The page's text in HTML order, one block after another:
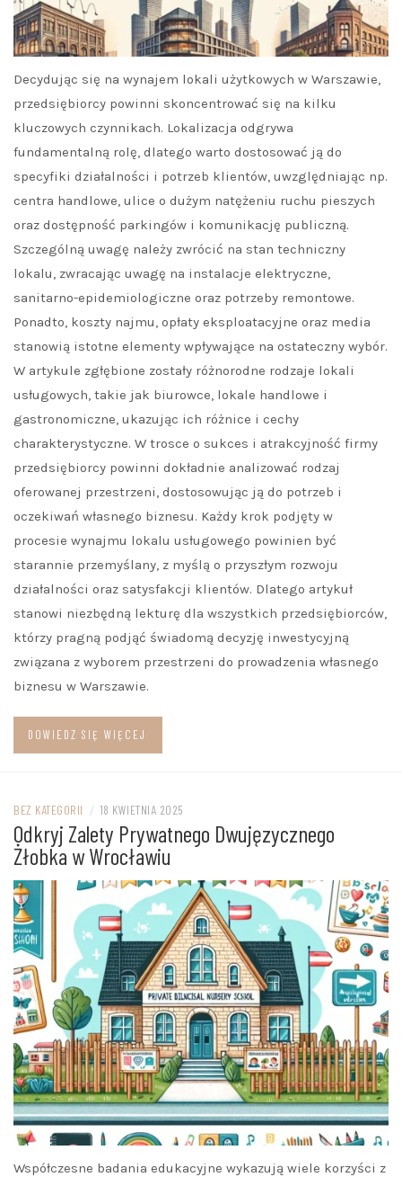
Decydując się na wynajem lokali użytkowych w Warszawie,
przedsiębiorcy powinni skoncentrować się na kilku
kluczowych czynnikach. Lokalizacja odgrywa
fundamentalną rolę, dlatego warto dostosować ją do
specyfiki działalności i potrzeb klientów, uwzględniając np.
centra handlowe, ulice o dużym natężeniu ruchu pieszych
oraz dostępność parkingów i komunikację publiczną.
Szczególną uwagę należy zwrócić na stan techniczny
lokalu, zwracając uwagę na instalacje elektryczne,
sanitarno-epidemiologiczne oraz potrzeby remontowe.
Ponadto, koszty najmu, opłaty eksploatacyjne oraz media
stanowią istotne elementy wpływające na ostateczny wybór.
W artykule zgłębione zostały różnorodne rodzaje lokali
usługowych, takie jak biurowce, lokale handlowe i
gastronomiczne, ukazując ich różnice i cechy
charakterystyczne. W trosce o sukces i atrakcyjność firmy
przedsiębiorcy powinni dokładnie analizować rodzaj
oferowanej przestrzeni, dostosowując ją do potrzeb i
oczekiwań własnego biznesu. Każdy krok podjęty w
procesie wynajmu lokalu usługowego powinien być
starannie przemyślany, z myślą o przyszłym rozwoju
działalności oraz satysfakcji klientów. Dlatego artykuł
stanowi niezbędną lekturę dla wszystkich przedsiębiorców,
którzy pragną podjąć świadomą decyzję inwestycyjną
związana z wyborem przestrzeni do prowadzenia własnego
biznesu w Warszawie.
DOWIEDZ SIĘ WIĘCEJ
BEZ KATEGORII / 18 KWIETNIA 2025
Odkryj Zalety Prywatnego Dwujęzycznego
Żłobka w Wrocławiu
Współczesne badania edukacyjne wykazują wiele korzyści z